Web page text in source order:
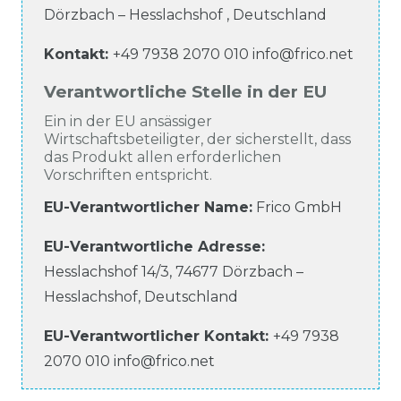
Dörzbach – Hesslachshof , Deutschland
Kontakt: +49 7938 2070 010 info@frico.net
Verantwortliche Stelle in der EU
Ein in der EU ansässiger
Wirtschaftsbeteiligter, der sicherstellt, dass
das Produkt allen erforderlichen
Vorschriften entspricht.
EU-Verantwortlicher Name: Frico GmbH
EU-Verantwortliche Adresse:
Hesslachshof 14/3, 74677 Dörzbach –
Hesslachshof, Deutschland
EU-Verantwortlicher Kontakt: +49 7938
2070 010 info@frico.net